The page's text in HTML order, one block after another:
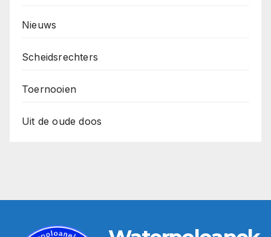
Nieuws
Scheidsrechters
Toernooien
Uit de oude doos